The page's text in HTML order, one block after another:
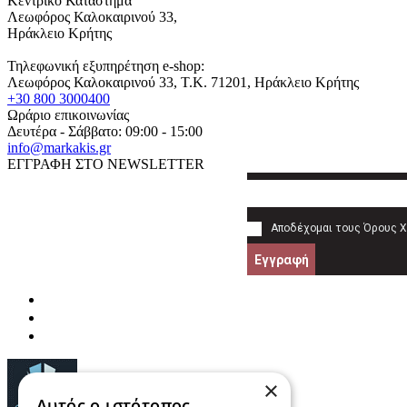
Λεωφόρος Καλοκαιρινού 33,
Ηράκλειο Κρήτης
Τηλεφωνική εξυπηρέτηση e-shop:
Λεωφόρος Καλοκαιρινού 33, T.K. 71201, Ηράκλειο Κρήτης
+30 800 3000400
Ωράριο επικοινωνίας
Δευτέρα - Σάββατο: 09:00 - 15:00
info@markakis.gr
ΕΓΓΡΑΦΗ ΣΤΟ NEWSLETTER
Αποδέχομαι τους Όρους
Εγγραφή
×